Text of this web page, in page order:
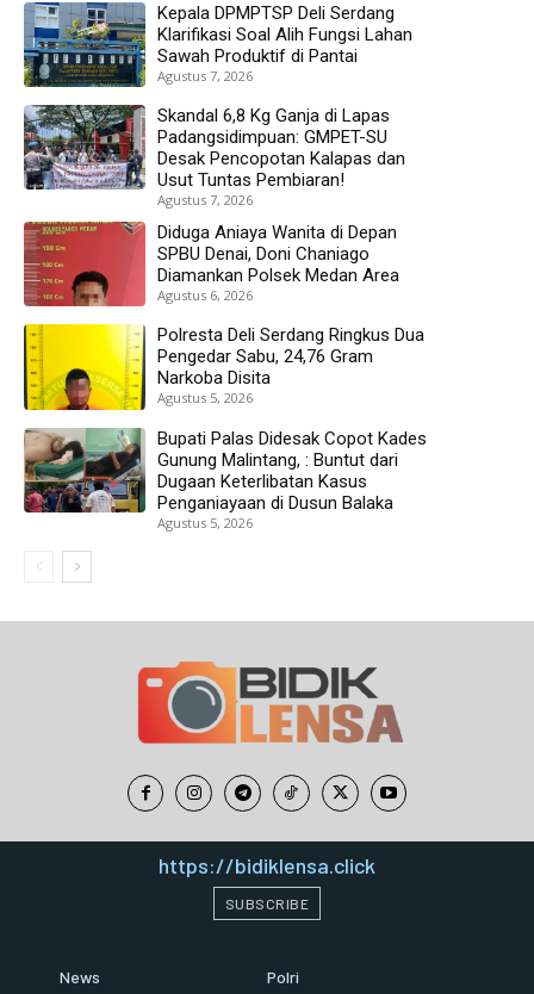
Kepala DPMPTSP Deli Serdang
Klarifikasi Soal Alih Fungsi Lahan
Sawah Produktif di Pantai
Agustus 7, 2026
Skandal 6,8 Kg Ganja di Lapas
Padangsidimpuan: GMPET-SU
Desak Pencopotan Kalapas dan
Usut Tuntas Pembiaran!
Agustus 7, 2026
Diduga Aniaya Wanita di Depan
SPBU Denai, Doni Chaniago
Diamankan Polsek Medan Area
Agustus 6, 2026
Polresta Deli Serdang Ringkus Dua
Pengedar Sabu, 24,76 Gram
Narkoba Disita
Agustus 5, 2026
Bupati Palas Didesak Copot Kades
Gunung Malintang, : Buntut dari
Dugaan Keterlibatan Kasus
Penganiayaan di Dusun Balaka
Agustus 5, 2026
https://bidiklensa.click
SUBSCRIBE
News
Polri